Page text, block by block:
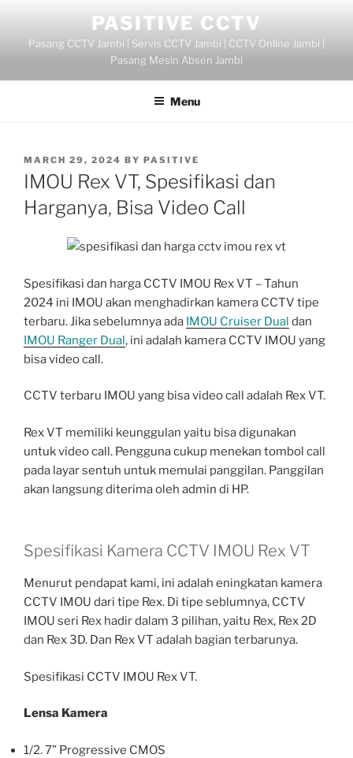
content
PASITIVE CCTV
Pasang CCTV Jambi | Servis CCTV Jambi | CCTV Online Jambi |
Pasang Mesin Absen Jambi
Menu
POSTED
ON
MARCH 29, 2024 BY PASITIVE
IMOU Rex VT, Spesifikasi dan
Harganya, Bisa Video Call
Spesifikasi dan harga CCTV IMOU Rex VT – Tahun
2024 ini IMOU akan menghadirkan kamera CCTV tipe
terbaru. Jika sebelumnya ada IMOU Cruiser Dual dan
IMOU Ranger Dual, ini adalah kamera CCTV IMOU yang
bisa video call.
CCTV terbaru IMOU yang bisa video call adalah Rex VT.
Rex VT memiliki keunggulan yaitu bisa digunakan
untuk video call. Pengguna cukup menekan tombol call
pada layar sentuh untuk memulai panggilan. Panggilan
akan langsung diterima oleh admin di HP.
Spesifikasi Kamera CCTV IMOU Rex VT
Menurut pendapat kami, ini adalah eningkatan kamera
CCTV IMOU dari tipe Rex. Di tipe seblumnya, CCTV
IMOU seri Rex hadir dalam 3 pilihan, yaitu Rex, Rex 2D
dan Rex 3D. Dan Rex VT adalah bagian terbarunya.
Spesifikasi CCTV IMOU Rex VT.
Lensa Kamera
1/2. 7” Progressive CMOS